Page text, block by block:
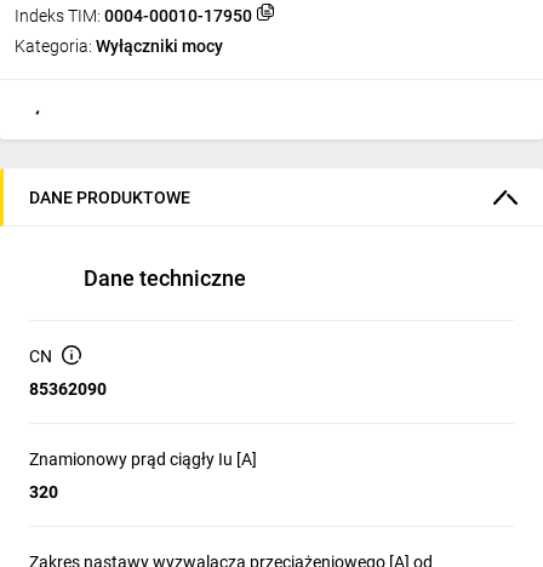
Indeks TIM: 0004-00010-17950
Kategoria: Wyłączniki mocy
DANE PRODUKTOWE
Dane techniczne
CN
85362090
Znamionowy prąd ciągły Iu [A]
320
Zakres nastawy wyzwalacza przeciążeniowego [A] od